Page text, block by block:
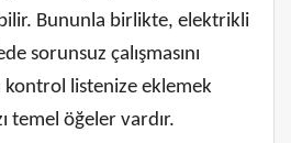
Bununla birlikte, elektrikli
sorunsuz çalışmasını
kontrol listenize eklemek
temel öğeler vardır.